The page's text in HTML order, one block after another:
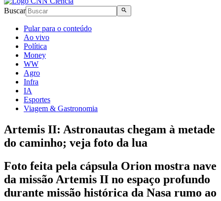
Buscar
Pular para o conteúdo
Ao vivo
Política
Money
WW
Agro
Infra
IA
Esportes
Viagem & Gastronomia
Artemis II: Astronautas chegam à metade
do caminho; veja foto da lua
Foto feita pela cápsula Orion mostra nave
da missão Artemis II no espaço profundo
durante missão histórica da Nasa rumo ao